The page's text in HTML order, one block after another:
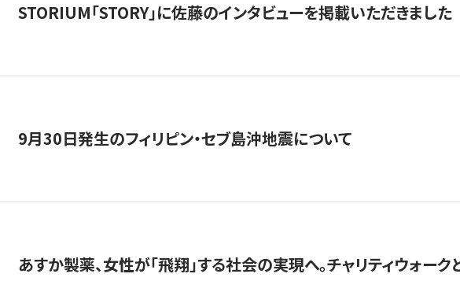
STORIUM「STORY」に佐藤のインタビューを掲載いただきました
9月30日発生のフィリピン・セブ島沖地震について
あすか製薬、女性が「飛翔」する社会の実現へ。チャリティウォー